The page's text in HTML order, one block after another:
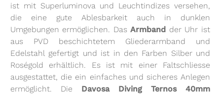
ist mit Superluminova und Leuchtindizes versehen,
die eine gute Ablesbarkeit auch in dunklen
Umgebungen ermöglichen. DasArmband der Uhr ist
aus PVD beschichtetem Gliederarmband und
Edelstahl gefertigt und ist in den Farben Silber und
Roségold erhältlich. Es ist mit einer Faltschliesse
ausgestattet, die ein einfaches und sicheres Anlegen
ermöglicht. Die Davosa Diving Ternos 40mm